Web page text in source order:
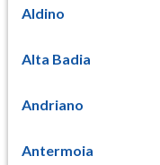
Aldino
Alta Badia
Andriano
Antermoia